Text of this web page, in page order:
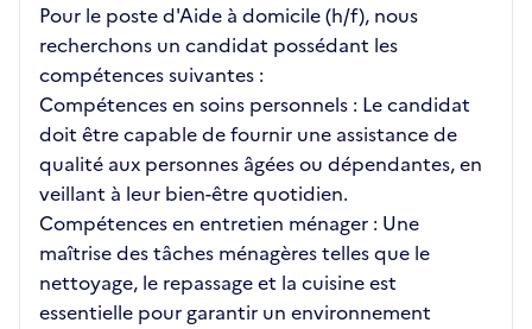
Pour le poste d'Aide à domicile (h/f), nous
recherchons un candidat possédant les
compétences suivantes :
Compétences en soins personnels : Le candidat
doit être capable de fournir une assistance de
qualité aux personnes âgées ou dépendantes, en
veillant à leur bien-être quotidien.
Compétences en entretien ménager : Une
maîtrise des tâches ménagères telles que le
nettoyage, le repassage et la cuisine est
essentielle pour garantir un environnement